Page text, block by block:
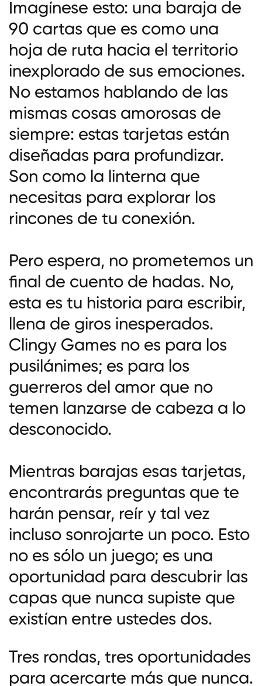
Imagínese esto: una baraja de
90 cartas que es como una
hoja de ruta hacia el territorio
inexplorado de sus emociones.
No estamos hablando de las
mismas cosas amorosas de
siempre: estas tarjetas están
diseñadas para profundizar.
Son como la linterna que
necesitas para explorar los
rincones de tu conexión.
Pero espera, no prometemos un
final de cuento de hadas. No,
esta es tu historia para escribir,
llena de giros inesperados.
Clingy Games no es para los
pusilánimes; es para los
guerreros del amor que no
temen lanzarse de cabeza a lo
desconocido.
Mientras barajas esas tarjetas,
encontrarás preguntas que te
harán pensar, reír y tal vez
incluso sonrojarte un poco. Esto
no es sólo un juego; es una
oportunidad para descubrir las
capas que nunca supiste que
existían entre ustedes dos.
Tres rondas, tres oportunidades
para acercarte más que nunca.